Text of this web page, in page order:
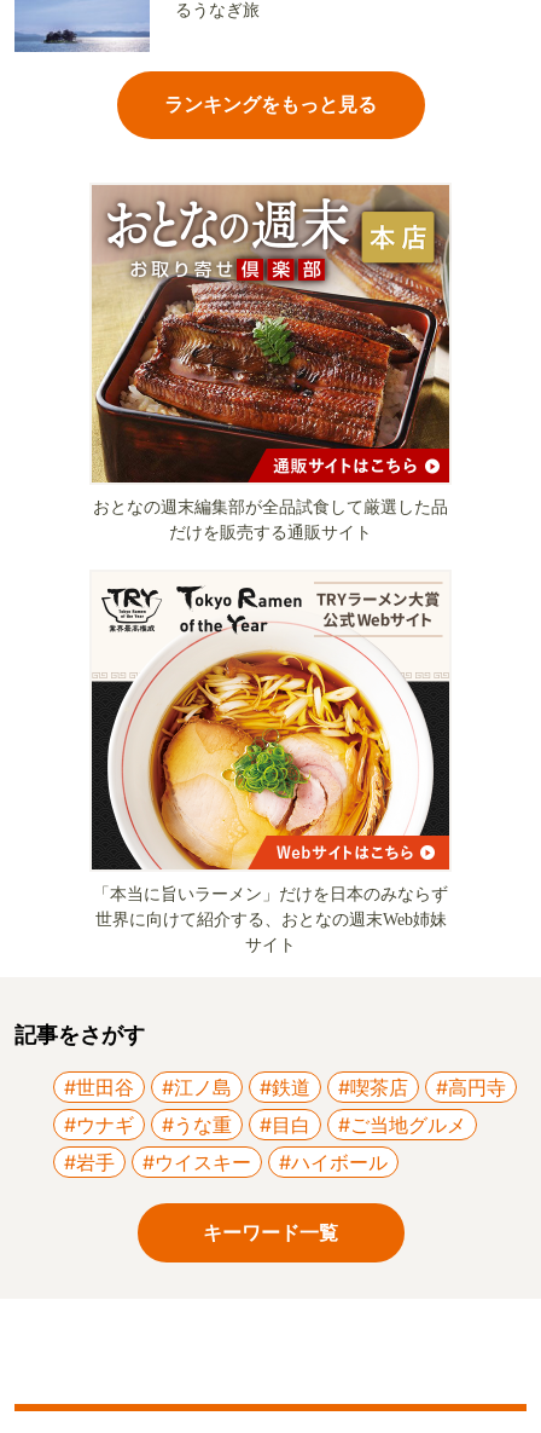
るうなぎ旅
ランキングをもっと見る
おとなの週末編集部が全品試食して厳選した品
だけを販売する通販サイト
「本当に旨いラーメン」だけを日本のみならず
世界に向けて紹介する、おとなの週末Web姉妹
サイト
記事をさがす
#世田谷 #江ノ島 #鉄道 #喫茶店
#高円寺
#ウナギ
#うな重 #目白
#ご当地グルメ
#岩手
#ウイスキー #ハイボール
キーワード一覧